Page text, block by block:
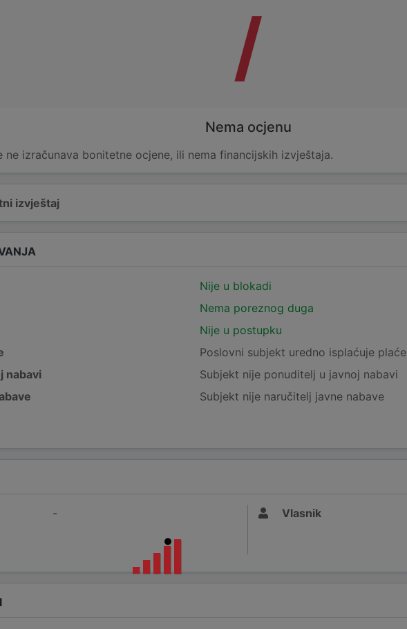
izvještaj
/
Nema ocjenu
izračunava bonitetne ocjene, ili nema financijskih izvještaja.
Nije u blokadi
Nema poreznog duga
Nije u postupku
Poslovni subjekt uredno isplaćuje plaće
nabavi
Subjekt nije ponuditelj u javnoj nabavi
Subjekt nije naručitelj javne nabave
- Vlasnik